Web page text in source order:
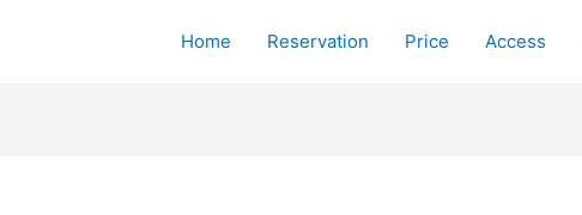
Home Reservation Price Access